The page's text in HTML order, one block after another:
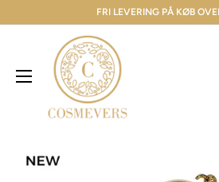
FRI LEVERING PÅ KØB